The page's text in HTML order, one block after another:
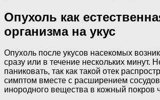
Опухоль как
организма на укус
Опухоль после укусов насекомых
сразу или в течение нескольких минут.
паниковать, так как такой отек
симптом вместе с расширением
инородного вещества в кожный покров